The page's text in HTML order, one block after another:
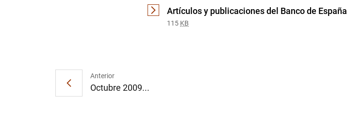
Artículos y publicaciones del Banco de España
115 KB
Anterior
Octubre 2009...